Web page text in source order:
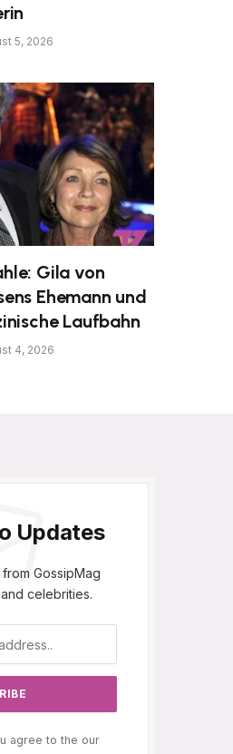
5, 2026
Gila von
Ehemann und
Laufbahn
4, 2026
Updates
GossipMag
celebrities.
agree to the our